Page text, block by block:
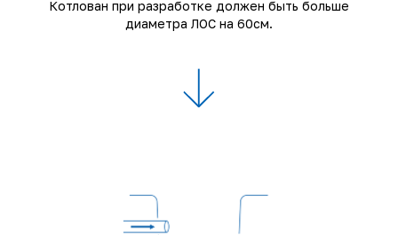
Котлован при разработке должен быть больше
диаметра ЛОС на 60см.